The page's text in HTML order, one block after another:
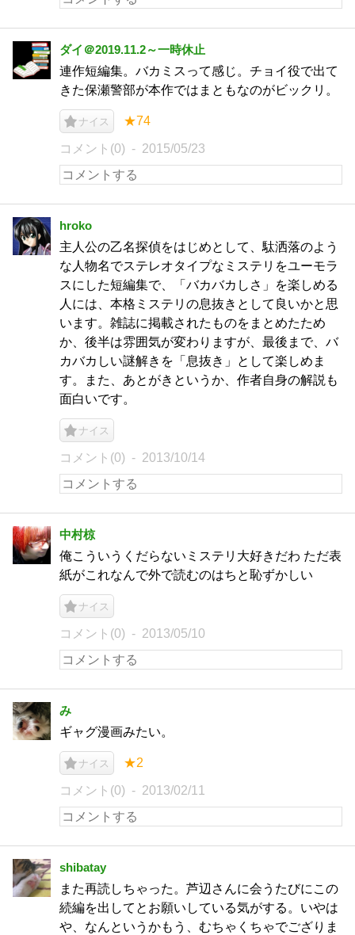
ダイ＠2019.11.2～一時休止
連作短編集。バカミスって感じ。チョイ役で出て
きた保瀬警部が本作ではまともなのがビックリ。
ナイス ★74
コメント(0) 2015/05/23
hroko
主人公の乙名探偵をはじめとして、駄洒落のよう
な人物名でステレオタイプなミステリをユーモラ
スにした短編集で、「バカバカしさ」を楽しめる
人には、本格ミステリの息抜きとして良いかと思
います。雑誌に掲載されたものをまとめたため
か、後半は雰囲気が変わりますが、最後まで、バ
カバカしい謎解きを「息抜き」として楽しめま
す。また、あとがきというか、作者自身の解説も
面白いです。
ナイス
コメント(0) 2013/10/14
中村椋
俺こういうくだらないミステリ大好きだわ ただ表
紙がこれなんで外で読むのはちと恥ずかしい
ナイス
コメント(0) 2013/05/10
み
ギャグ漫画みたい。
ナイス ★2
コメント(0) 2013/02/11
shibatay
また再読しちゃった。芦辺さんに会うたびにこの
続編を出してとお願いしている気がする。いやは
や、なんというかもう、むちゃくちゃでござりま